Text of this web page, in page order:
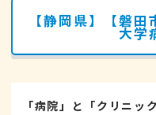
【静岡県】【磐
大学
「病院」と「クリニッ